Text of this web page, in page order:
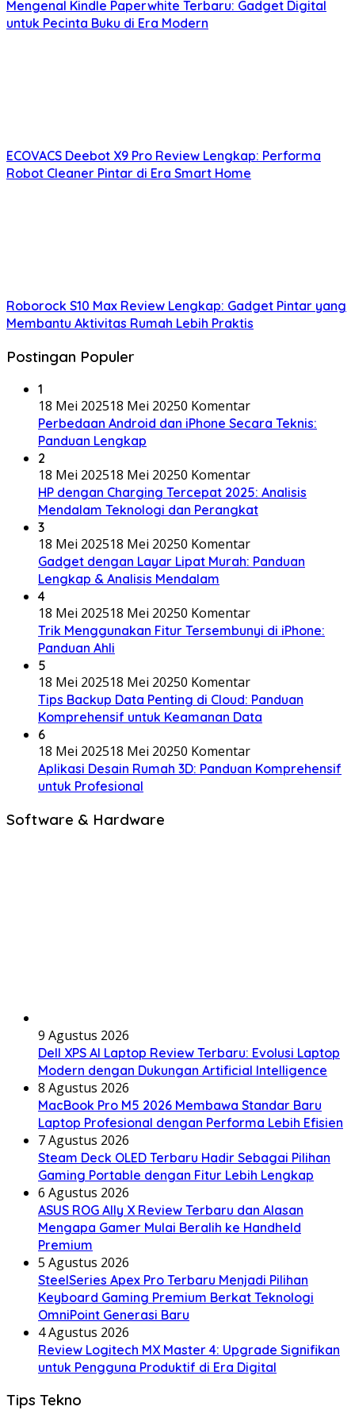
Mengenal Kindle Paperwhite Terbaru: Gadget Digital
untuk Pecinta Buku di Era Modern
ECOVACS Deebot X9 Pro Review Lengkap: Performa
Robot Cleaner Pintar di Era Smart Home
Roborock S10 Max Review Lengkap: Gadget Pintar yang
Membantu Aktivitas Rumah Lebih Praktis
Postingan Populer
1
18 Mei 202518 Mei 20250 Komentar
Perbedaan Android dan iPhone Secara Teknis:
Panduan Lengkap
2
18 Mei 202518 Mei 20250 Komentar
HP dengan Charging Tercepat 2025: Analisis
Mendalam Teknologi dan Perangkat
3
18 Mei 202518 Mei 20250 Komentar
Gadget dengan Layar Lipat Murah: Panduan
Lengkap & Analisis Mendalam
4
18 Mei 202518 Mei 20250 Komentar
Trik Menggunakan Fitur Tersembunyi di iPhone:
Panduan Ahli
5
18 Mei 202518 Mei 20250 Komentar
Tips Backup Data Penting di Cloud: Panduan
Komprehensif untuk Keamanan Data
6
18 Mei 202518 Mei 20250 Komentar
Aplikasi Desain Rumah 3D: Panduan Komprehensif
untuk Profesional
Software & Hardware
9 Agustus 2026
Dell XPS AI Laptop Review Terbaru: Evolusi Laptop
Modern dengan Dukungan Artificial Intelligence
8 Agustus 2026
MacBook Pro M5 2026 Membawa Standar Baru
Laptop Profesional dengan Performa Lebih Efisien
7 Agustus 2026
Steam Deck OLED Terbaru Hadir Sebagai Pilihan
Gaming Portable dengan Fitur Lebih Lengkap
6 Agustus 2026
ASUS ROG Ally X Review Terbaru dan Alasan
Mengapa Gamer Mulai Beralih ke Handheld
Premium
5 Agustus 2026
SteelSeries Apex Pro Terbaru Menjadi Pilihan
Keyboard Gaming Premium Berkat Teknologi
OmniPoint Generasi Baru
4 Agustus 2026
Review Logitech MX Master 4: Upgrade Signifikan
untuk Pengguna Produktif di Era Digital
Tips Tekno